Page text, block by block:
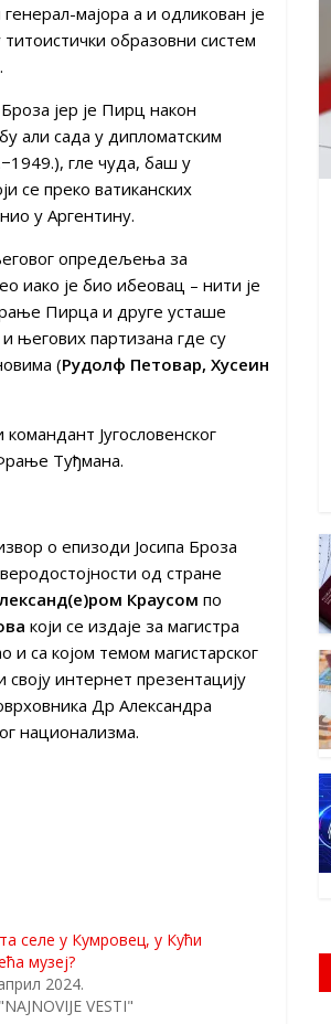
мајора а и одликован је
образовни систем
јер је Пирц након
али сада у дипломатским
гле чуда, баш у
се преко ватиканских
у Аргентину.
опредељења за
иако је био ибеовац – нити је
Пирца и друге усташе
његових партизана где су
(Рудолф Петовар, Хусеин
Југословенског
Туђмана.
о епизоди Јосипа Броза
од стране
Краусом по
који се издаје за магистра
и са којом темом магистарског
интернет презентацију
Др Александра
национализма.
селе у Кумровец, у Кући
музеј?
2024.
VESTI"